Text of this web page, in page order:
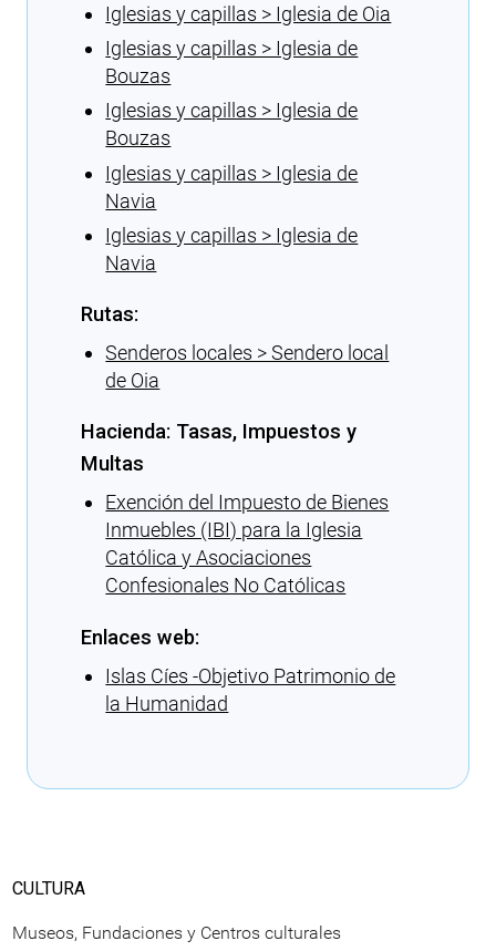
Iglesias y capillas > Iglesia de Oia
Iglesias y capillas > Iglesia de
Bouzas
Iglesias y capillas > Iglesia de
Bouzas
Iglesias y capillas > Iglesia de
Navia
Iglesias y capillas > Iglesia de
Navia
Rutas:
Senderos locales > Sendero local
de Oia
Hacienda: Tasas, Impuestos y
Multas
Exención del Impuesto de Bienes
Inmuebles (IBI) para la Iglesia
Católica y Asociaciones
Confesionales No Católicas
Enlaces web:
Islas Cíes -Objetivo Patrimonio de
la Humanidad
CULTURA
Museos, Fundaciones y Centros culturales